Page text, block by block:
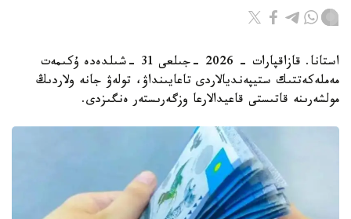
استانا. قازاقپارات - 2026 -جىلعى 31 -شىلدەدە ۇكىمەت
مەملەكەتتىك ستيپەنديالاردى تاعايىنداۋ، تولەۋ جانە ولاردىڭ
مولشەرىنە قاتىستى قاعيدالارعا وزگەرىستەر ەنگىزدى.